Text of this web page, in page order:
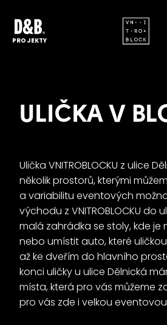
PROJEKTY
ULIČKA V
Ulička VNITROBLOCKU z ulice
několik prostorů, kterými
a variabilitu eventových
východu z VNITROBLOCKU do
malá zahrádka se stoly, kde je
nebo umístit auto, které
až ke dveřím do hlavního
konci uličky u ulice Dělnická
místa, která pro vás můžeme
pro vás zde i velkou